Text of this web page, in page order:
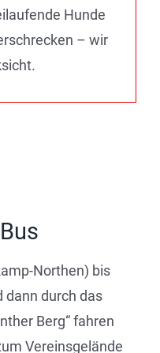
Hunde
– wir
Northen) bis
dann durch das
Berg“ fahren
Vereinsgelände